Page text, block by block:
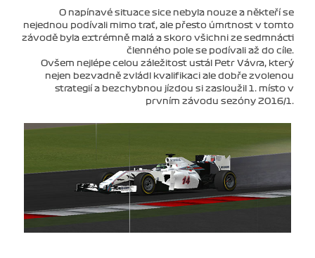
O napínavé situace sice nebyla nouze a někteří se
nejednou podívali mimo trať, ale přesto úmrtnost v tomto
závodě byla extrémně malá a skoro všichni ze sedmnácti
členného pole se podívali až do cíle.
Ovšem nejlépe celou záležitost ustál Petr Vávra, který
nejen bezvadně zvládl kvalifikaci ale dobře zvolenou
strategií a bezchybnou jízdou si zasloužil 1. místo v
prvním závodu sezóny 2016/1.